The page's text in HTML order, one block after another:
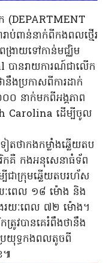
(DEPARTMENT
ប់ពាន់នាក់ពីកងពលថ្មើរ
ង្រាយទៅកាន់មជ្ឈិម
ានរាយការណ៍ជាលើក
នឹងប្រកាសពីការដាក់
នាក់មកពីអង្គភាព
Carolina ដើម្បីចូល
ថាកងកម្លាំងឆ្លើយតប
គឺ កងអនុសេនាធំទ័ព
ជាក្រុមឆ្លើយតបរហ័ស
យៈពេល ១៨ ម៉ោង និង
ងរយៈពេល ៧២ ម៉ោង។
ត្រូវបានគេរំពឹងថានឹង
ប្រយុទ្ធកងពលតូចពី
៕